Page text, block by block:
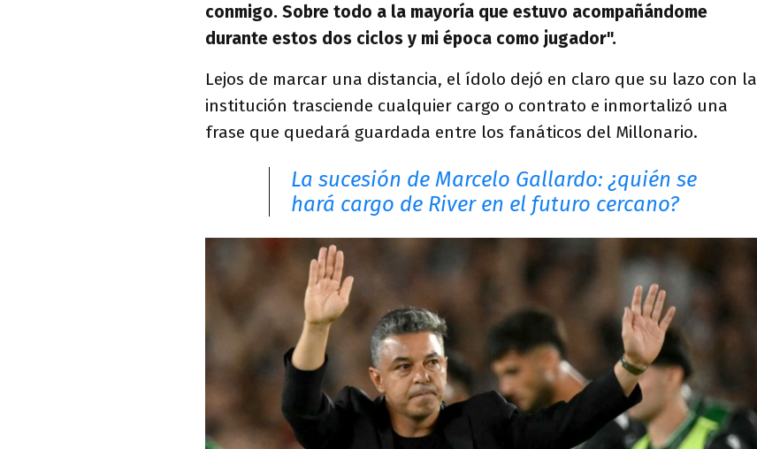
conmigo. Sobre todo a la mayoría que estuvo acompañándome
durante estos dos ciclos y mi época como jugador".
Lejos de marcar una distancia, el ídolo dejó en claro que su lazo con la
institución trasciende cualquier cargo o contrato e inmortalizó una
frase que quedará guardada entre los fanáticos del Millonario.
La sucesión de Marcelo Gallardo: ¿quién se
hará cargo de River en el futuro cercano?